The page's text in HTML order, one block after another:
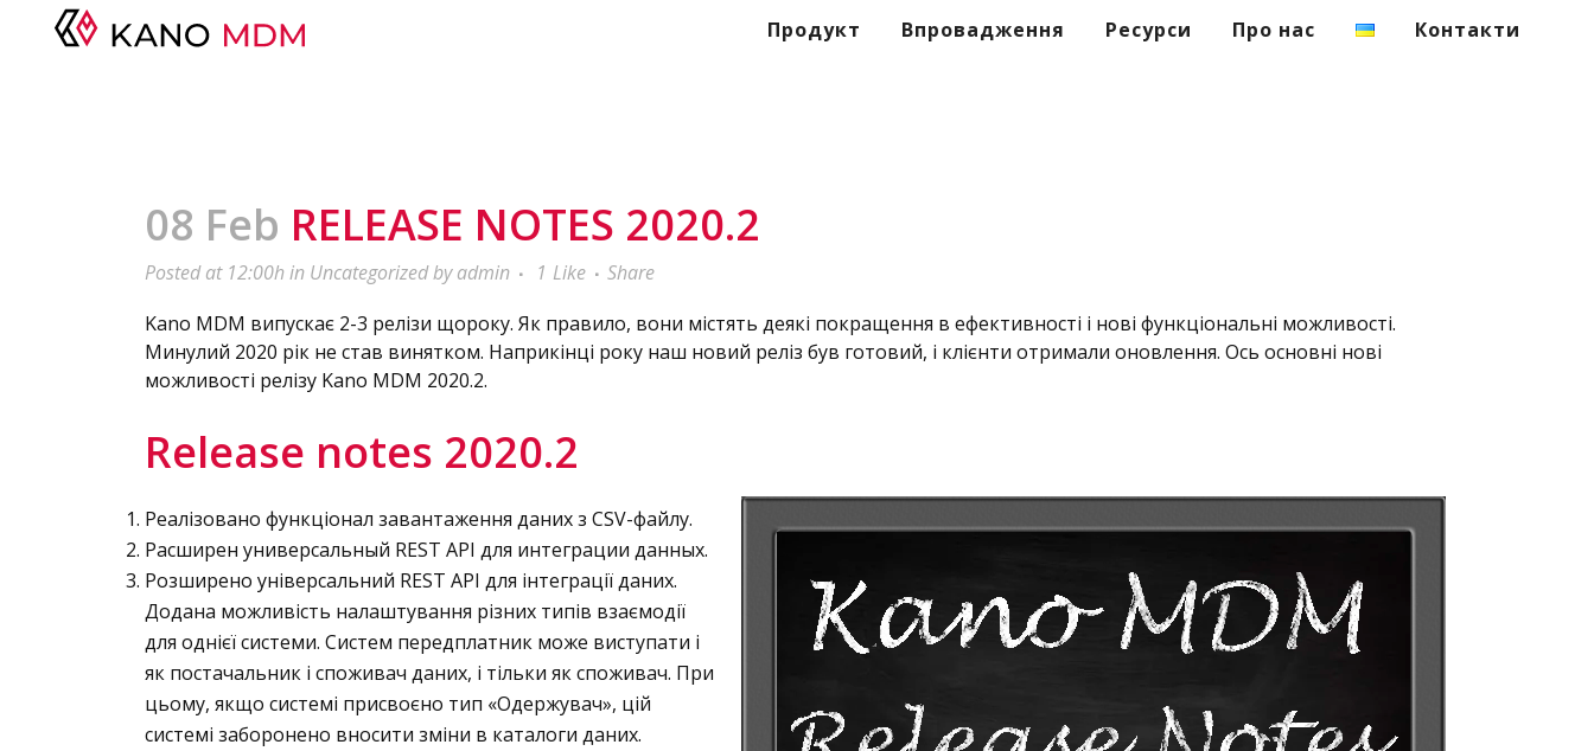
Продукт Впровадження Ресурси Про нас Контакти
08 Feb RELEASE NOTES 2020.2
Posted at 12:00hin Uncategorizedbyadmin 1 Like
Share
Kano MDM випускає 2-3 релізи щороку. Як правило, вони містять деякі покращення в ефективності і нові функціональні можливості.
Минулий 2020 рік не став винятком. Наприкінці року наш новий реліз був готовий, і клієнти отримали оновлення. Ось основні нові
можливості релізу Kano MDM 2020.2.
Release notes 2020.2
Реалізовано функціонал завантаження даних з CSV-файлу.
Расширен универсальный REST API для интеграции данных.
Розширено універсальний REST API для інтеграції даних.
Додана можливість налаштування різних типів взаємодії
для однієї системи. Систем передплатник може виступати і
як постачальник і споживач даних, і тільки як споживач. При
цьому, якщо системі присвоєно тип «Одержувач», цій
системі заборонено вносити зміни в каталоги даних.